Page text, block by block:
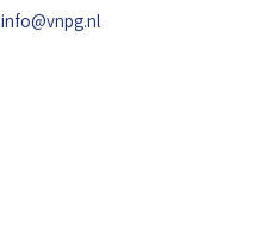
info@vnpg.nl